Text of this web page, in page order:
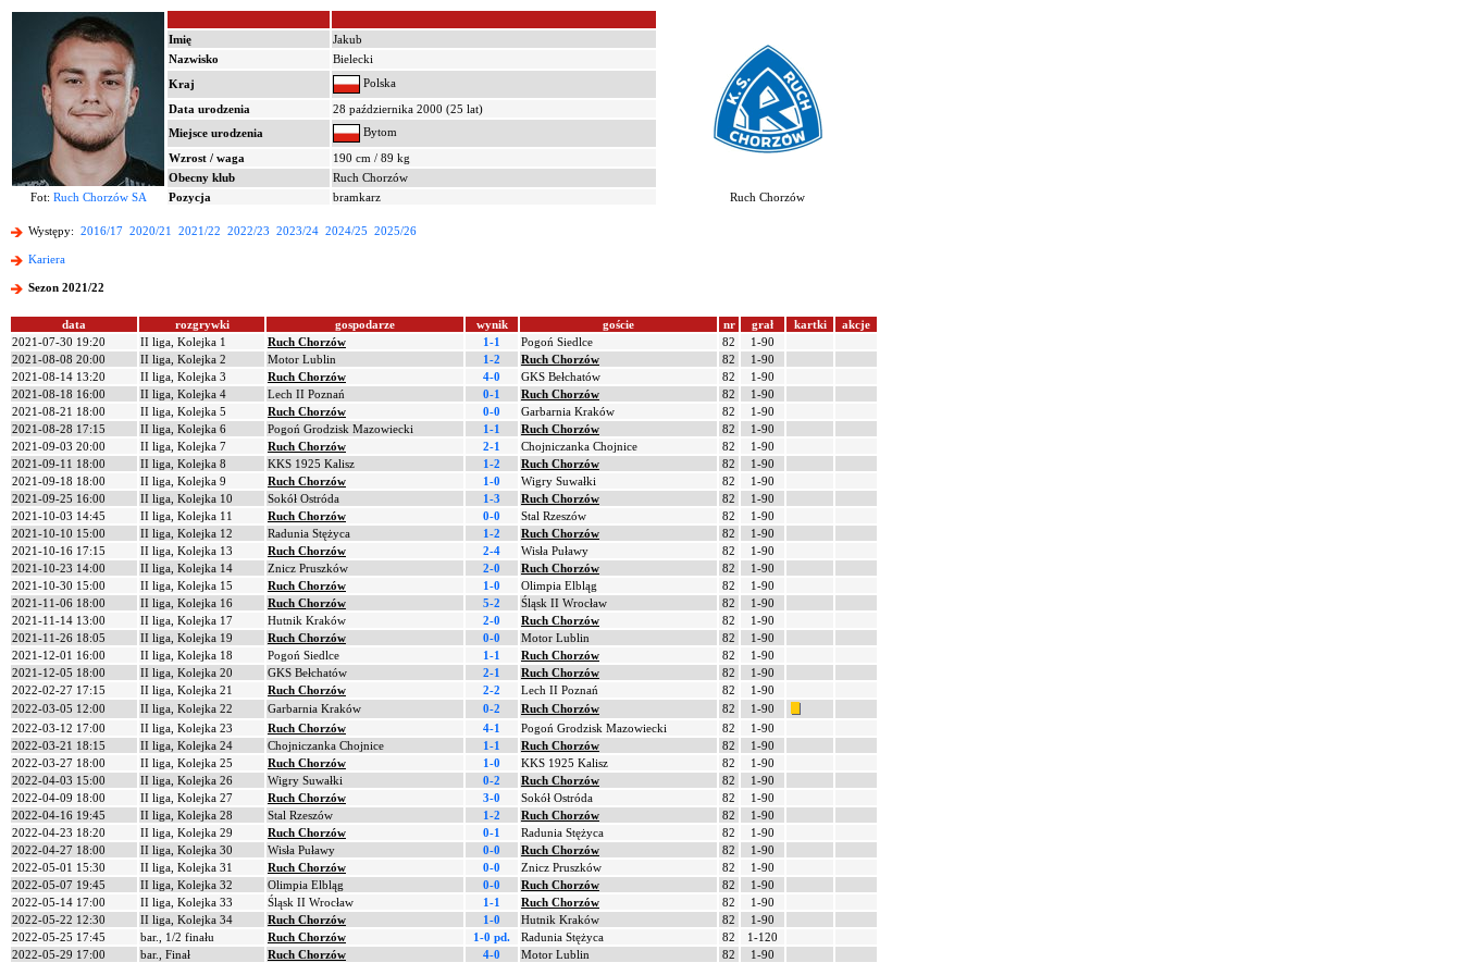
Imię
Jakub
Nazwisko
Bielecki
Kraj
Polska
Data urodzenia
28 października 2000 (25 lat)
Miejsce urodzenia
Bytom
Wzrost / waga
190 cm / 89 kg
Obecny klub
Ruch Chorzów
Fot: Ruch Chorzów SA Pozycja bramkarz Ruch Chorzów
Występy: 2016/17 2020/21 2021/22 2022/23 2023/24 2024/25 2025/26
Kariera
Sezon 2021/22
data rozgrywki gospodarze wynik goście nr grał kartki
akcje
2021-07-30 19:20
II liga, Kolejka 1 Ruch Chorzów 1-1 Pogoń Siedlce 82
1-90
2021-08-08 20:00
II liga, Kolejka 2 Motor Lublin 1-2 Ruch Chorzów 82
1-90
2021-08-14 13:20
II liga, Kolejka 3 Ruch Chorzów 4-0 GKS Bełchatów 82
1-90
2021-08-18 16:00
II liga, Kolejka 4 Lech II Poznań 0-1 Ruch Chorzów 82
1-90
2021-08-21 18:00
II liga, Kolejka 5 Ruch Chorzów 0-0 Garbarnia Kraków 82
1-90
2021-08-28 17:15
II liga, Kolejka 6 Pogoń Grodzisk Mazowiecki 1-1 Ruch Chorzów 82
1-90
2021-09-03 20:00
II liga, Kolejka 7 Ruch Chorzów 2-1 Chojniczanka Chojnice 82
1-90
2021-09-11 18:00
II liga, Kolejka 8 KKS 1925 Kalisz 1-2 Ruch Chorzów 82
1-90
2021-09-18 18:00
II liga, Kolejka 9 Ruch Chorzów 1-0 Wigry Suwałki 82
1-90
2021-09-25 16:00
II liga, Kolejka 10 Sokół Ostróda 1-3 Ruch Chorzów 82
1-90
2021-10-03 14:45
II liga, Kolejka 11 Ruch Chorzów 0-0 Stal Rzeszów 82
1-90
2021-10-10 15:00
II liga, Kolejka 12 Radunia Stężyca 1-2 Ruch Chorzów 82
1-90
2021-10-16 17:15
II liga, Kolejka 13 Ruch Chorzów 2-4 Wisła Puławy 82
1-90
2021-10-23 14:00
II liga, Kolejka 14 Znicz Pruszków 2-0 Ruch Chorzów 82
1-90
2021-10-30 15:00
II liga, Kolejka 15 Ruch Chorzów 1-0 Olimpia Elbląg 82
1-90
2021-11-06 18:00
II liga, Kolejka 16 Ruch Chorzów 5-2 Śląsk II Wrocław 82
1-90
2021-11-14 13:00
II liga, Kolejka 17 Hutnik Kraków 2-0 Ruch Chorzów 82
1-90
2021-11-26 18:05
II liga, Kolejka 19 Ruch Chorzów 0-0 Motor Lublin 82
1-90
2021-12-01 16:00
II liga, Kolejka 18 Pogoń Siedlce 1-1 Ruch Chorzów 82
1-90
2021-12-05 18:00
II liga, Kolejka 20 GKS Bełchatów 2-1 Ruch Chorzów 82
1-90
2022-02-27 17:15
II liga, Kolejka 21 Ruch Chorzów 2-2 Lech II Poznań 82
1-90
2022-03-05 12:00
II liga, Kolejka 22 Garbarnia Kraków 0-2 Ruch Chorzów 82
1-90
2022-03-12 17:00
II liga, Kolejka 23 Ruch Chorzów 4-1 Pogoń Grodzisk Mazowiecki 82
1-90
2022-03-21 18:15
II liga, Kolejka 24 Chojniczanka Chojnice 1-1 Ruch Chorzów 82
1-90
2022-03-27 18:00
II liga, Kolejka 25 Ruch Chorzów 1-0 KKS 1925 Kalisz 82
1-90
2022-04-03 15:00
II liga, Kolejka 26 Wigry Suwałki 0-2 Ruch Chorzów 82
1-90
2022-04-09 18:00
II liga, Kolejka 27 Ruch Chorzów 3-0 Sokół Ostróda 82
1-90
2022-04-16 19:45
II liga, Kolejka 28 Stal Rzeszów 1-2 Ruch Chorzów 82
1-90
2022-04-23 18:20
II liga, Kolejka 29 Ruch Chorzów 0-1 Radunia Stężyca 82
1-90
2022-04-27 18:00
II liga, Kolejka 30 Wisła Puławy 0-0 Ruch Chorzów 82
1-90
2022-05-01 15:30
II liga, Kolejka 31 Ruch Chorzów 0-0 Znicz Pruszków 82
1-90
2022-05-07 19:45
II liga, Kolejka 32 Olimpia Elbląg 0-0 Ruch Chorzów 82
1-90
2022-05-14 17:00
II liga, Kolejka 33 Śląsk II Wrocław 1-1 Ruch Chorzów 82
1-90
2022-05-22 12:30
II liga, Kolejka 34 Ruch Chorzów 1-0 Hutnik Kraków 82
1-90
2022-05-25 17:45
bar., 1/2 finału Ruch Chorzów 1-0 pd. Radunia Stężyca 82
1-120
2022-05-29 17:00
bar., Finał Ruch Chorzów 4-0 Motor Lublin 82 1-90